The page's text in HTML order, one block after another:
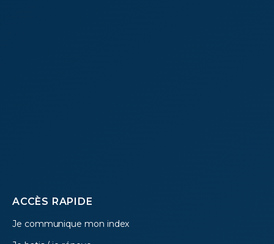
Footer
ACCÈS RAPIDE
Je communique mon index